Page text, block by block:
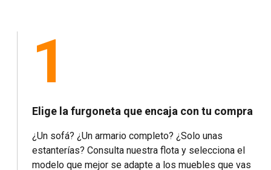
1
Elige la furgoneta que encaja con tu compra
¿Un sofá? ¿Un armario completo? ¿Solo unas
estanterías? Consulta nuestra flota y selecciona el
modelo que mejor se adapte a los muebles que vas